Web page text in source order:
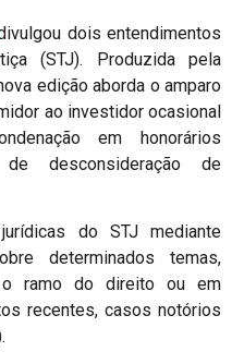
dois entendimentos
(STJ). Produzida pela
edição aborda o amparo
ao investidor ocasional
em honorários
desconsideração de
do STJ mediante
determinados temas,
o ramo do direito ou em
recentes, casos notórios